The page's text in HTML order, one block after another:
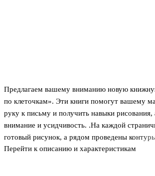
Предлагаем вашему вниманию новую
по клеточкам». Эти книги помогут вашему
руку к письму и получить навыки рисования,
внимание и усидчивость. .На каждой
готовый рисунок, а рядом проведены
некоторые элементы этого рисунка. Малышу
Перейти к описанию и характеристикам